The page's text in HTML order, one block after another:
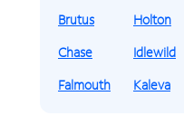
Brutus
Chase
Falmouth
Holton
Idlewild
Kaleva